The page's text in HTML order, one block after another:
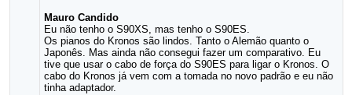
Mauro Candido
Eu não tenho o S90XS, mas tenho o S90ES.
Os pianos do Kronos são lindos. Tanto o Alemão quanto o
Japonês. Mas ainda não consegui fazer um comparativo. Eu
tive que usar o cabo de força do S90ES para ligar o Kronos. O
cabo do Kronos já vem com a tomada no novo padrão e eu não
tinha adaptador.